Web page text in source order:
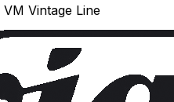
Vintage Line